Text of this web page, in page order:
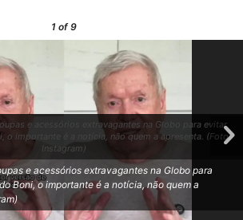
1 of 9
e acessórios extravagantes na Globo para evitar
o importante é a notícia, não quem a apresenta. (Foto:
Instagram)
e acessórios extravagantes na Globo para
Boni, o importante é a notícia, não quem a